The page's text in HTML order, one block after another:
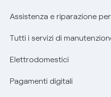
Assistenza e riparazione
Tutti i servizi di
Elettrodomestici
Pagamenti digitali